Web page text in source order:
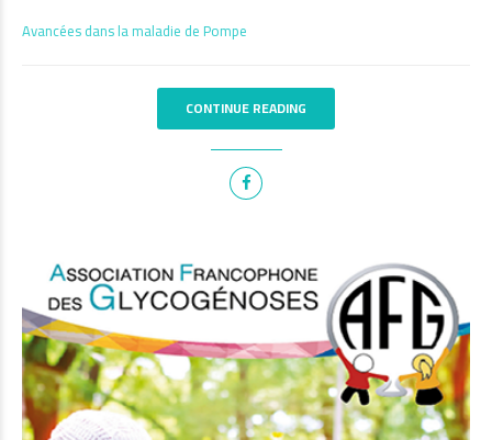
Avancées dans la maladie de Pompe
CONTINUE READING